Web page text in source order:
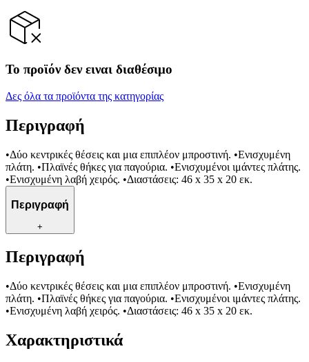
Το προϊόν δεν ειναι διαθέσιμο
Δες όλα τα προϊόντα της κατηγορίας
Περιγραφή
•Δύο κεντρικές θέσεις και μια επιπλέον μπροστινή. •Ενισχυμένη
πλάτη. •Πλαϊνές θήκες για παγούρια. •Ενισχυμένοι ιμάντες πλάτης.
•Ενισχυμένη λαβή χειρός. •Διαστάσεις: 46 x 35 x 20 εκ.
Περιγραφή
+
Περιγραφή
•Δύο κεντρικές θέσεις και μια επιπλέον μπροστινή. •Ενισχυμένη
πλάτη. •Πλαϊνές θήκες για παγούρια. •Ενισχυμένοι ιμάντες πλάτης.
•Ενισχυμένη λαβή χειρός. •Διαστάσεις: 46 x 35 x 20 εκ.
Χαρακτηριστικά